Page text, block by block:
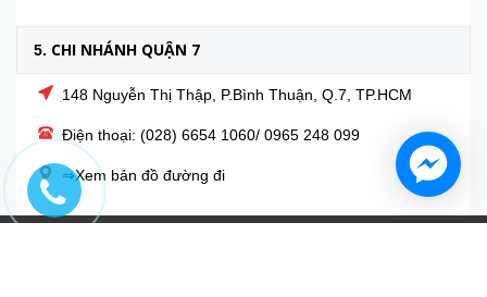
5. CHI NHÁNH QUẬN 7
148 Nguyễn Thị Thập, P.Bình Thuận, Q.7, TP.HCM
Điện thoại: (028) 6654 1060/ 0965 248 099
⇒Xem bản đồ đường đi